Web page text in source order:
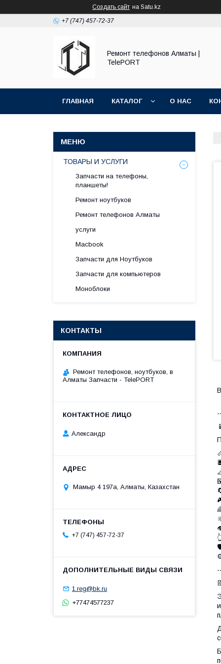
Создать сайт на Satu.kz
+7 (747) 457-72-37
Ремонт телефонов Алматы |
TelePORT
ГЛАВНАЯ КАТАЛОГ О НАС
ТОВАРЫ И УСЛУГИ
Запчасти на телефоны,
планшеты!
Ремонт ноутбуков
Ремонт телефонов Алматы
услуги
Macbook
Запчасти для Ноутбуков
Запчасти для компьютеров
Моноблоки
КОНТАКТЫ
Ремонт телефонов, ноутбуков, в
Алматы Запчасти - TelePORT
Александр
Мамыр 4 197а, Алматы, Казахстан
+7 (747) 457-72-37
1.reg@bk.ru
+77474577237